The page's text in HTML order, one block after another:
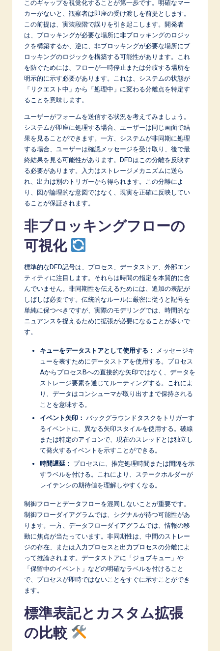
o
このギャップを視覚化することが第一歩です。明確なマー
カーがないと、観察者は即座の受け渡しを前提とします。
この前提は、実装段階で誤りを引き起こします。開発者
は、ブロッキングが必要な場所に非ブロッキングのロジッ
クを構築するか、逆に、非ブロッキングが必要な場所にブ
ロッキングのロジックを構築する可能性があります。これ
を防ぐためには、フローが一時停止または分岐する場所を
明示的に示す必要があります。これは、システムの状態が
「リクエスト中」から「処理中」に変わる分離点を特定す
ることを意味します。
ユーザーがフォームを送信する状況を考えてみましょう。
システムが即座に処理する場合、ユーザーは同じ画面で結
果を見ることができます。一方、システムが非同期に処理
する場合、ユーザーは確認メッセージを受け取り、後で最
終結果を見る可能性があります。DFDはこの分離を反映す
る必要があります。入力はストレージメカニズムに送ら
れ、出力は別のトリガーから得られます。この分離によ
り、図が論理的な意図ではなく、現実を正確に反映してい
ることが保証されます。
非ブロッキングフローの
可視化
標準的なDFD記号は、プロセス、データストア、外部エン
ティティに注目します。それらは時間の指定を本質的に含
んでいません。非同期性を伝えるためには、追加の表記が
しばしば必要です。伝統的なルールに厳密に従うと記号を
単純に保つべきですが、実際のモデリングでは、時間的な
ニュアンスを捉えるために拡張が必要になることが多いで
す。
キューをデータストアとして使用する：
メッセージキ
ューを表すためにデータストアを使用する。プロセス
AからプロセスBへの直接的な矢印ではなく、データを
ストレージ要素を通じてルーティングする。これによ
り、データはコンシューマが取り出すまで保持される
ことを意味する。
イベント矢印： バックグラウンドタスクをトリガーす
るイベントに、異なる矢印スタイルを使用する。破線
または特定のアイコンで、現在のスレッドとは独立し
て発火するイベントを示すことができる。
時間遅延： プロセスに、推定処理時間または間隔を示
すラベルを付ける。これにより、ステークホルダーが
レイテンシの期待値を理解しやすくなる。
制御フローとデータフローを混同しないことが重要です。
制御フローダイアグラムでは、シグナルが待つ可能性があ
ります。一方、データフローダイアグラムでは、情報の移
動に焦点が当たっています。非同期性は、中間のストレー
ジの存在、または入力プロセスと出力プロセスの分離によ
って推論されます。データストアに「ジョブキュー」や
「保留中のイベント」などの明確なラベルを付けること
で、プロセスが即時ではないことをすぐに示すことができ
ます。
標準表記とカスタム拡張
の比較